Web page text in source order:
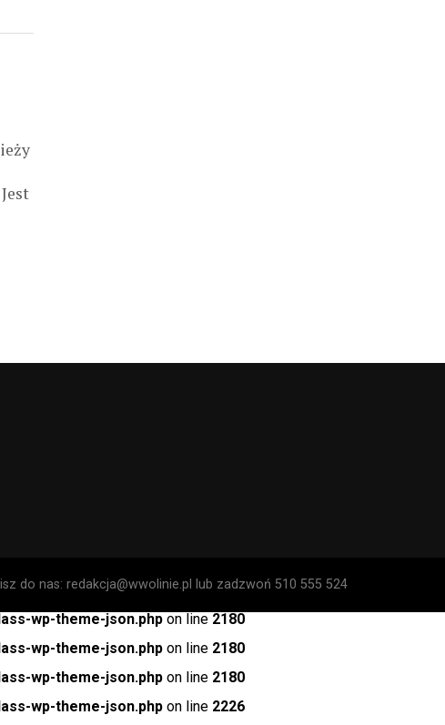
do nas: redakcja@wwolinie.pl lub zadzwoń 510 555 524
wp-theme-json.php on line 2180
wp-theme-json.php on line 2180
wp-theme-json.php on line 2180
wp-theme-json.php on line 2226